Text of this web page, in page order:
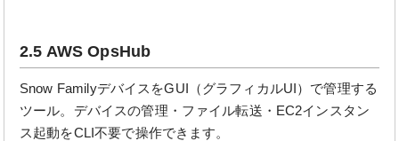
2.5 AWS OpsHub
Snow FamilyデバイスをGUI（グラフィカルUI）で管理する
ツール。デバイスの管理・ファイル転送・EC2インスタン
ス起動をCLI不要で操作できます。